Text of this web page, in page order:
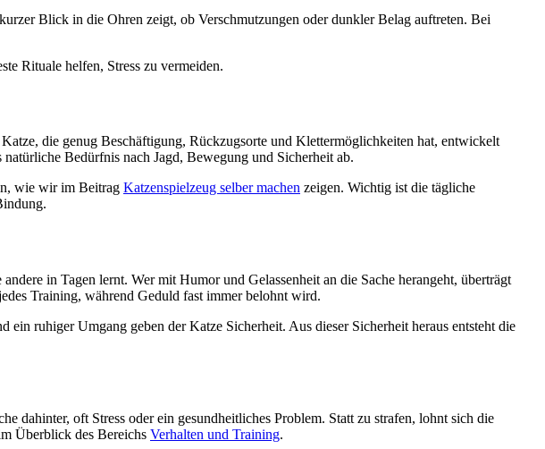
Blick in die Ohren zeigt, ob Verschmutzungen oder dunkler Belag auftreten. Bei
Rituale helfen, Stress zu vermeiden.
die genug Beschäftigung, Rückzugsorte und Klettermöglichkeiten hat, entwickelt
Bedürfnis nach Jagd, Bewegung und Sicherheit ab.
wie wir im Beitrag Katzenspielzeug selber machen zeigen. Wichtig ist die tägliche
in Tagen lernt. Wer mit Humor und Gelassenheit an die Sache herangeht, überträgt
Training, während Geduld fast immer belohnt wird.
ruhiger Umgang geben der Katze Sicherheit. Aus dieser Sicherheit heraus entsteht die
dahinter, oft Stress oder ein gesundheitliches Problem. Statt zu strafen, lohnt sich die
Überblick des Bereichs Verhalten und Training.